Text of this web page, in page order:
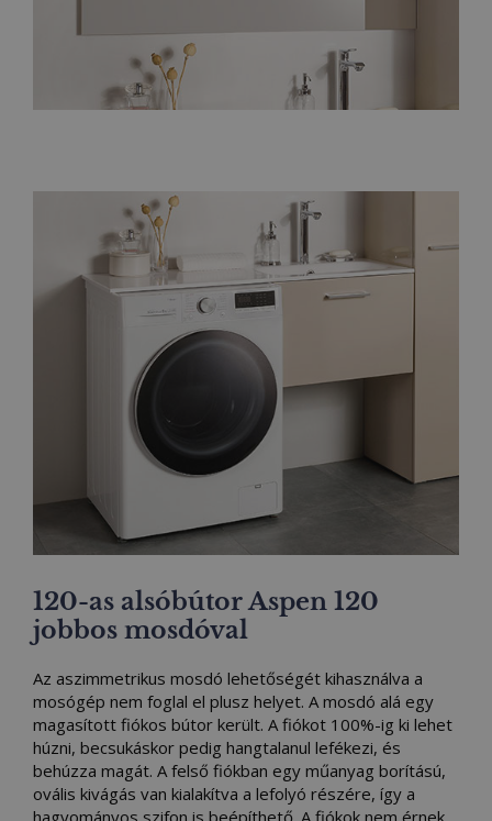
120-as alsóbútor Aspen 120
jobbos mosdóval
Az aszimmetrikus mosdó lehetőségét kihasználva a
mosógép nem foglal el plusz helyet. A mosdó alá egy
magasított fiókos bútor került. A fiókot 100%-ig ki lehet
húzni, becsukáskor pedig hangtalanul lefékezi, és
behúzza magát. A felső fiókban egy műanyag borítású,
ovális kivágás van kialakítva a lefolyó részére, így a
hagyományos szifon is beépíthető. A fiókok nem érnek